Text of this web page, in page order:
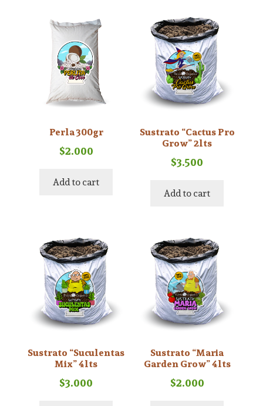
Perla 300gr
$2.000
Add to cart
Sustrato “Cactus Pro
Grow” 2lts
$3.500
Add to cart
Sustrato “Suculentas
Mix” 4lts
$3.000
Sustrato “Maria
Garden Grow” 4lts
$2.000